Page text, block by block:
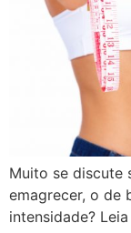
Muito se discute
emagrecer, o de
intensidade?